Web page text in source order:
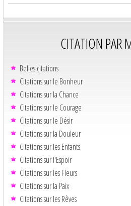
CITATION PAR
Belles citations
Citations sur le Bonheur
Citations sur la Chance
Citations sur le Courage
Citations sur le Désir
Citations sur la Douleur
Citations sur les Enfants
Citations sur l'Espoir
Citations sur les Fleurs
Citations sur la Paix
Citations sur les Rêves